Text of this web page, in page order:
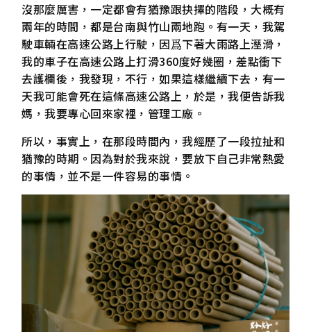
沒那麼厲害，一定都會有猶豫跟抉擇的階段，大概有
兩年的時間，都是台南與竹山兩地跑。有一天，我駕
駛車輛在高速公路上行駛，因爲下著大雨路上溼滑，
我的車子在高速公路上打滑360度好幾圈，差點衝下
去護欄後，我發現，不行，如果這樣繼續下去，有一
天我可能會死在這條高速公路上，於是，我便告訴我
媽，我要專心回來家裡，管理工廠。
所以，事實上，在那段時間內，我經歷了一段拉扯和
猶豫的時期。因為對於我來說，要放下自己非常熱愛
的事情，並不是一件容易的事情。